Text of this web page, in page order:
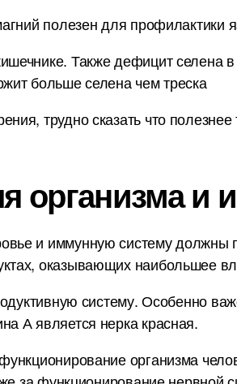
полезен для профилактики
Также дефицит селена
больше селена чем треска
трудно сказать что полезнее
организма и
и иммунную систему должны
оказывающих наибольшее
систему. Особенно
А является нерка красная.
организма